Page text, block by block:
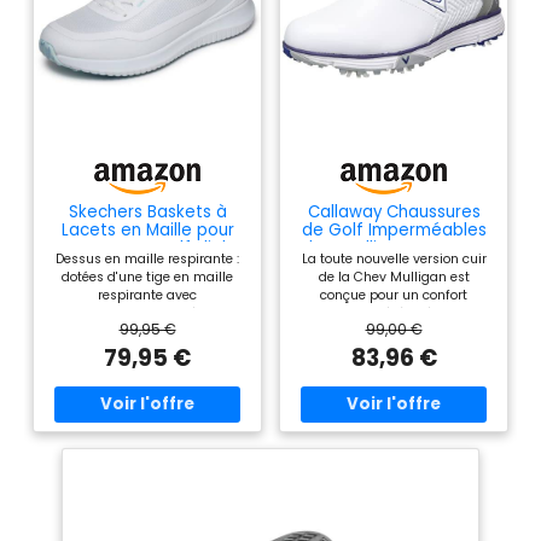
Skechers Baskets à
Lacets en Maille pour
Homme GO Golf Flight
sans Crampons
Dessus en maille respirante :
dotées d'une tige en maille
respirante avec
superpositions synthétiques,
ces chaussures Skechers GO
GOLF Flight gardent vos pieds
au frais et confortables
pendant votre tour. Traction
sans picots : la semelle
extérieure en caoutchouc
flexible a des crampons à
99,95 €
79,95 €
Callaway Chaussures
de Golf Imperméables
Chev Mulligan S Homme
(2020), Taille 9,
Blanc/Marine
La toute nouvelle version cuir
de la Chev Mulligan est
conçue pour un confort
maximum, légère, étanche,
elle vous accompagnera
directement sur le parcours
pour 18 trous Chaussure en
cuir étanche et respirant
munie d’une membrane
interne étanche et respirante
Doublure intérieure en maille
au sol et un confort naturels
99,00 €
83,96 €